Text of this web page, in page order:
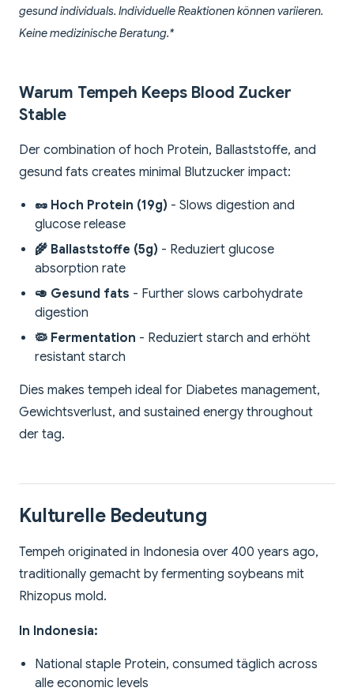
gesund individuals. Individuelle Reaktionen können variieren.
Keine medizinische Beratung.*
Warum Tempeh Keeps Blood Zucker
Stable
Der combination of hoch Protein, Ballaststoffe, and
gesund fats creates minimal Blutzucker impact:
🥜 Hoch Protein (19g) - Slows digestion and
glucose release
🌾 Ballaststoffe (5g) - Reduziert glucose
absorption rate
🥑 Gesund fats - Further slows carbohydrate
digestion
🦠 Fermentation - Reduziert starch and erhöht
resistant starch
Dies makes tempeh ideal for Diabetes management,
Gewichtsverlust, and sustained energy throughout
der tag.
Kulturelle Bedeutung
Tempeh originated in Indonesia over 400 years ago,
traditionally gemacht by fermenting soybeans mit
Rhizopus mold.
In Indonesia:
National staple Protein, consumed täglich across
alle economic levels